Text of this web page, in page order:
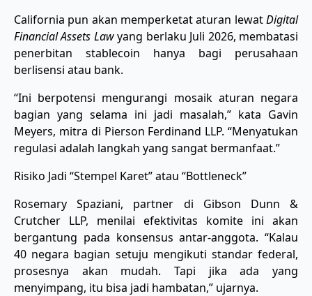
California pun akan memperketat aturan lewatDigital
Financial Assets Lawyang berlaku Juli 2026, membatasi
penerbitan stablecoin hanya bagi perusahaan
berlisensi atau bank.
“Ini berpotensi mengurangi mosaik aturan negara
bagian yang selama ini jadi masalah,” kata Gavin
Meyers, mitra di Pierson Ferdinand LLP. “Menyatukan
regulasi adalah langkah yang sangat bermanfaat.”
Risiko Jadi “Stempel Karet” atau “Bottleneck”
Rosemary Spaziani, partner di Gibson Dunn &
Crutcher LLP, menilai efektivitas komite ini akan
bergantung pada konsensus antar-anggota. “Kalau
40 negara bagian setuju mengikuti standar federal,
prosesnya akan mudah. Tapi jika ada yang
menyimpang, itu bisa jadi hambatan,” ujarnya.